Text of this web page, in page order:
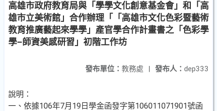
高雄市政府教育局與「學學文化創意基金會」和「高
雄市立美術館」合作辦理「「高雄市文化色彩暨藝術
教育推廣藝起來學學」產官學合作計畫書之「色彩學
學–師資美感研習」初階工作坊
發布人： dep333
發布單位： 教務處 |
說明：
一、依據106年7月19日學金函發字第106011071901號函